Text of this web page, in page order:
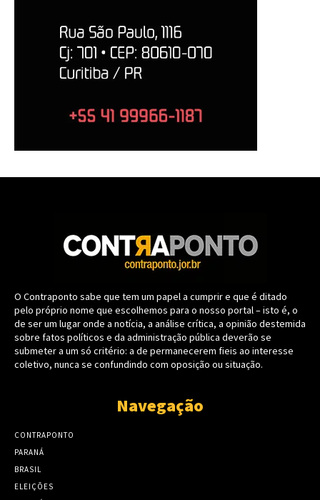
O Contraponto sabe que tem um papel a cumprir e que é ditado
pelo próprio nome que escolhemos para o nosso portal – isto é, o
de ser um lugar onde a notícia, a análise crítica, a opinião destemida
sobre fatos políticos e da administração pública deverão se
submeter a um só critério: a de permanecerem fieis ao interesse
coletivo, nunca se confundindo com oposição ou situação.
Navegação
CONTRAPONTO
PARANÁ
BRASIL
ELEIÇÕES